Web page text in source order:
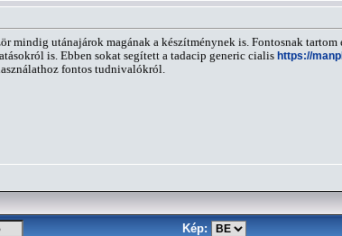
mindig utánajárok magának a készítménynek is. Fontosnak
is. Ebben sokat segített a tadacip generic cialis https://
fontos tudnivalókról.
Kép: